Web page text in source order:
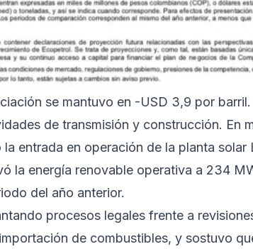
se mantuvo en -USD 3,9 por
de transmisión y construcción. En
entrada en operación de la planta solar
la energía renovable operativa a 234
del año anterior.
procesos legales frente a
de combustibles, y sostuvo